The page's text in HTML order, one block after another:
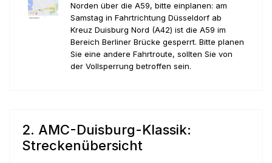
Norden über die A59, bitte einplanen: am
Samstag in Fahrtrichtung Düsseldorf ab
Kreuz Duisburg Nord (A42) ist die A59 im
Bereich Berliner Brücke gesperrt. Bitte planen
Sie eine andere Fahrtroute, sollten Sie von
der Vollsperrung betroffen sein.
2. AMC-Duisburg-Klassik:
Streckenübersicht